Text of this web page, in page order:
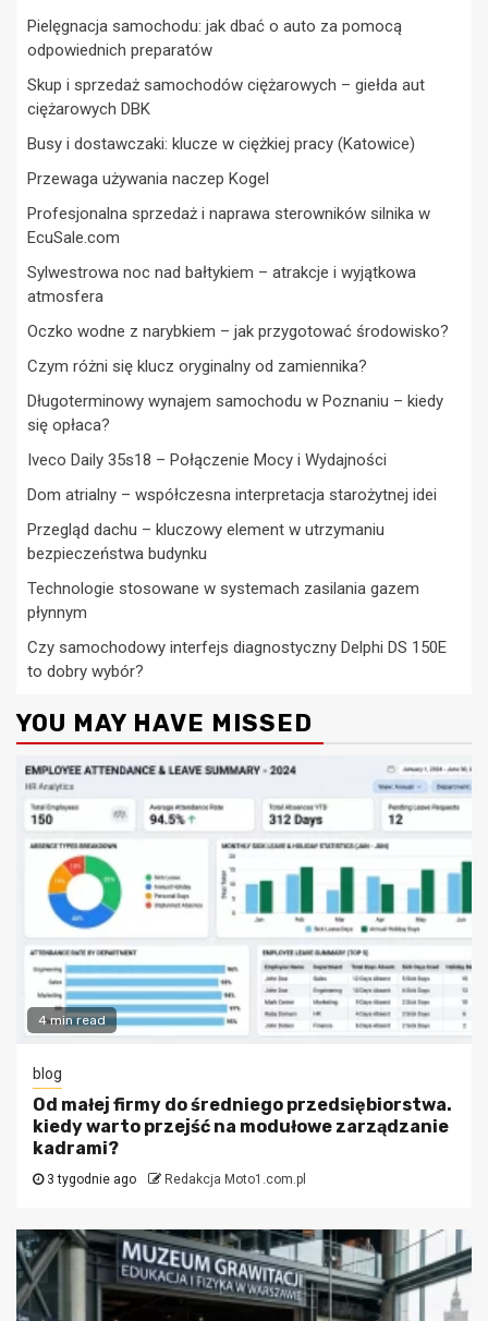
Pielęgnacja samochodu: jak dbać o auto za pomocą
odpowiednich preparatów
Skup i sprzedaż samochodów ciężarowych – giełda aut
ciężarowych DBK
Busy i dostawczaki: klucze w ciężkiej pracy (Katowice)
Przewaga używania naczep Kogel
Profesjonalna sprzedaż i naprawa sterowników silnika w
EcuSale.com
Sylwestrowa noc nad bałtykiem – atrakcje i wyjątkowa
atmosfera
Oczko wodne z narybkiem – jak przygotować środowisko?
Czym różni się klucz oryginalny od zamiennika?
Długoterminowy wynajem samochodu w Poznaniu – kiedy
się opłaca?
Iveco Daily 35s18 – Połączenie Mocy i Wydajności
Dom atrialny – współczesna interpretacja starożytnej idei
Przegląd dachu – kluczowy element w utrzymaniu
bezpieczeństwa budynku
Technologie stosowane w systemach zasilania gazem
płynnym
Czy samochodowy interfejs diagnostyczny Delphi DS 150E
to dobry wybór?
YOU MAY HAVE MISSED
4 min read
blog
Od małej firmy do średniego przedsiębiorstwa.
kiedy warto przejść na modułowe zarządzanie
kadrami?
3 tygodnie ago Redakcja Moto1.com.pl